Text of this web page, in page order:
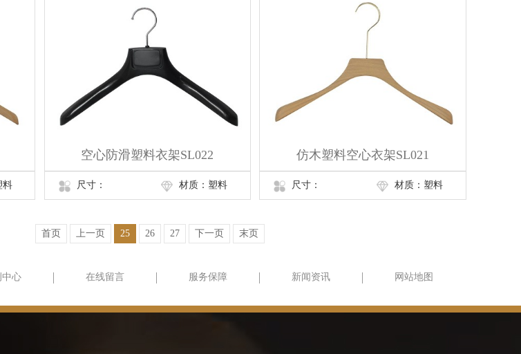
料
空心防滑塑料衣架SL022
尺寸： 材质：塑料
仿木塑料空心衣架SL021
尺寸： 材质：塑料
首页 上一页 25 26 27 下一页 末页
中心 在线留言 服务保障 新闻资讯 网站地图